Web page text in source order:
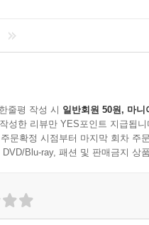
그는, 마티스의 빨강처럼
녹색 숲처럼 달린다.
줄평 작성 시 일반회원 50원, 마니
성한 리뷰만 YES포인트 지급됩니
문확정 시점부터 마지막 회차 주
DVD/Blu-ray, 패션 및 판매금지 상